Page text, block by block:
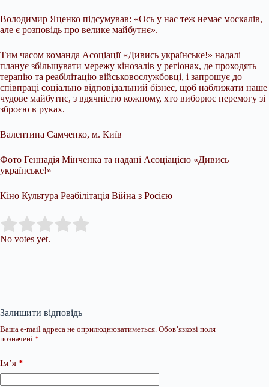
Володимир Яценко підсумував: «Ось у нас теж немає москалів,
але є розповідь про велике майбутнє».
Тим часом команда Асоціації «Дивись українське!» надалі
планує збільшувати мережу кінозалів у регіонах, де проходять
терапію та реабілітацію військовослужбовці, і запрошує до
співпраці соціально відповідальний бізнес, щоб наближати наше
чудове майбутнє, з вдячністю кожному, хто виборює перемогу зі
зброєю в руках.
Валентина Самченко, м. Київ
Фото Геннадія Мінченка та надані Асоціацією «Дивись
українське!»
Кіно Культура Реабілітація Війна з Росією
Rate this item:
No votes yet.
Залишити відповідь
Ваша e-mail адреса не оприлюднюватиметься. Обов’язкові поля
позначені *
Ім’я *